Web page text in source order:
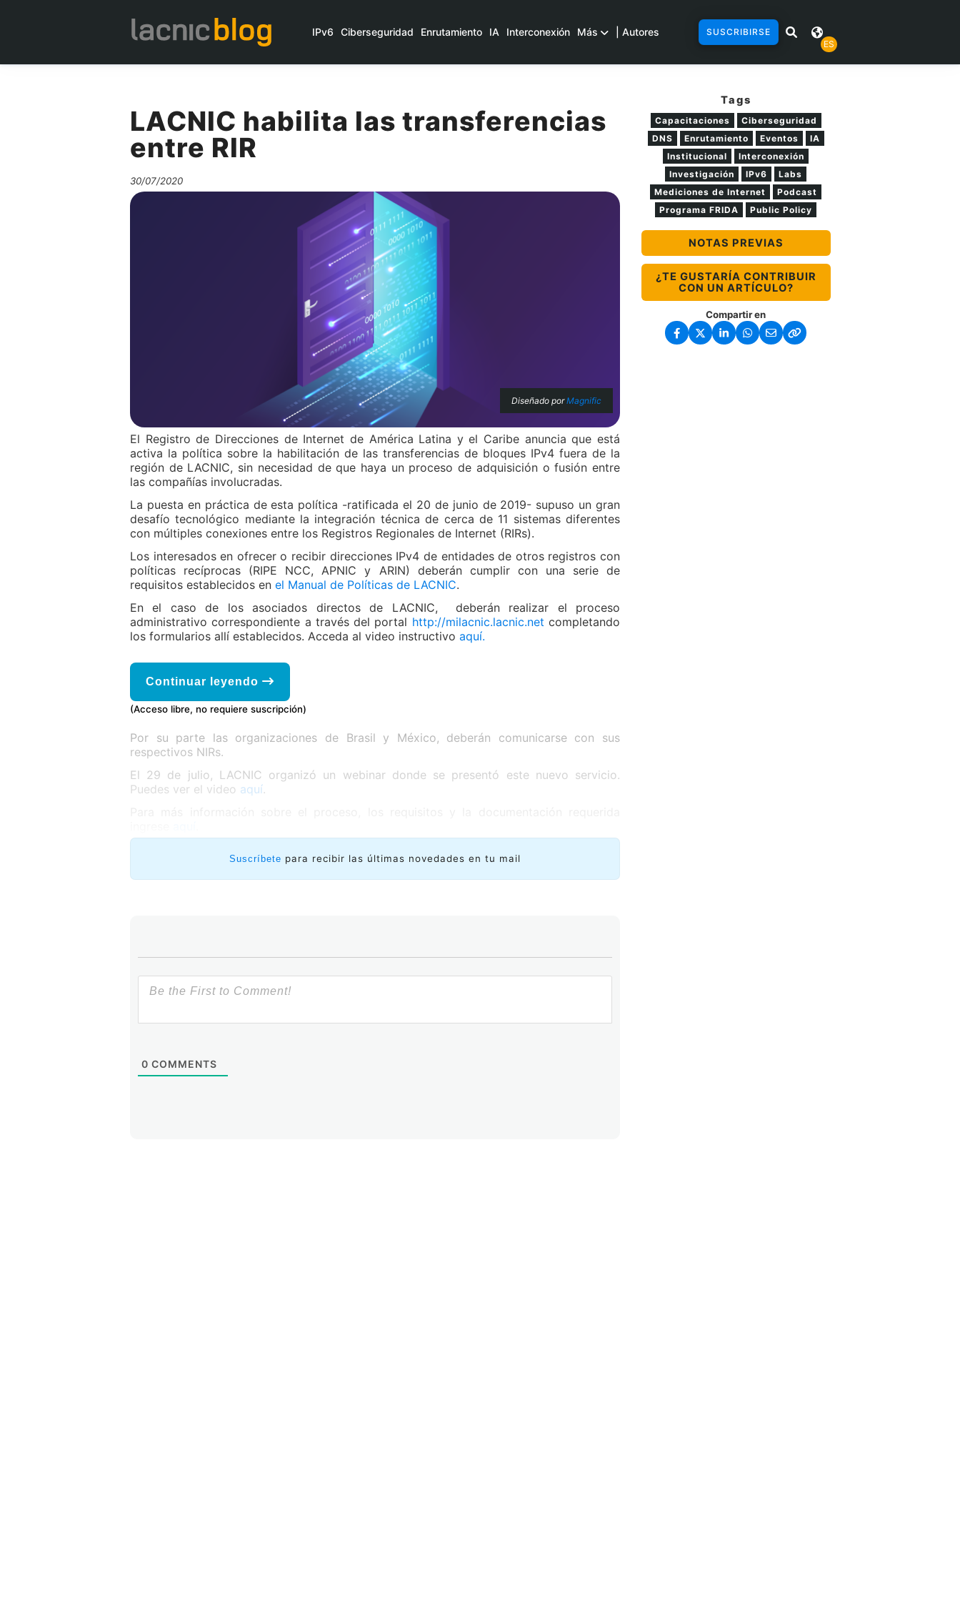
IPv6 Ciberseguridad Enrutamiento IA Interconexión Más | Autores
SUSCRIBIRSE
ES
LACNIC habilita las transferencias
entre RIR
30/07/2020
Diseñado porMagnific
El Registro de Direcciones de Internet de América Latina y el Caribe anuncia que está
activa la política sobre la habilitación de las transferencias de bloques IPv4 fuera de la
región de LACNIC, sin necesidad de que haya un proceso de adquisición o fusión entre
las compañías involucradas.
La puesta en práctica de esta política -ratificada el 20 de junio de 2019- supuso un gran
desafío tecnológico mediante la integración técnica de cerca de 11 sistemas diferentes
con múltiples conexiones entre los Registros Regionales de Internet (RIRs).
Los interesados en ofrecer o recibir direcciones IPv4 de entidades de otros registros con
políticas recíprocas (RIPE NCC, APNIC y ARIN) deberán cumplir con una serie de
requisitos establecidos en el Manual de Políticas de LACNIC.
En el caso de los asociados directos de LACNIC, deberán realizar el proceso
administrativo correspondiente a través del portal http://milacnic.lacnic.net completando
los formularios allí establecidos. Acceda al video instructivo aquí.
Continuar leyendo
(Acceso libre, no requiere suscripción)
Por su parte las organizaciones de Brasil y México, deberán comunicarse con sus
respectivos NIRs.
El 29 de julio, LACNIC organizó un webinar donde se presentó este nuevo servicio.
Puedes ver el video aquí.
Suscríbete para recibir las últimas novedades en tu mail
0 COMMENTS
Tags
Capacitaciones
Ciberseguridad
DNS
Enrutamiento Eventos
IA
Institucional
Interconexión
Investigación
IPv6
Labs
Mediciones de Internet
Podcast
Programa FRIDA
Public Policy
NOTAS PREVIAS
¿TE GUSTARÍA CONTRIBUIR
CON UN ARTÍCULO?
Compartir en